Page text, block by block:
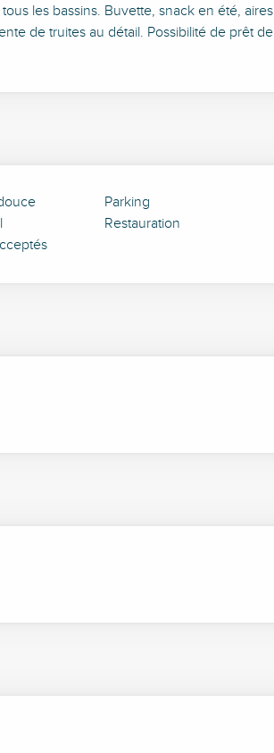
les bassins. Buvette, snack en été,
de truites au détail. Possibilité de prêt
Parking
Restauration